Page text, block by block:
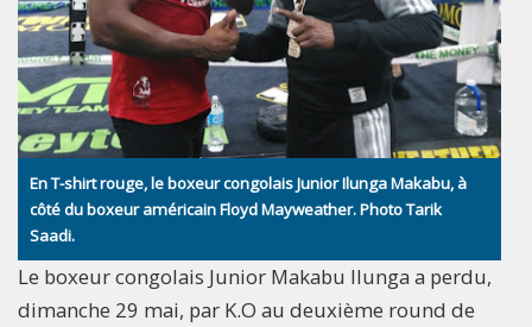
En T-shirt rouge, le boxeur congolais Junior Ilunga Makabu, à
côté du boxeur américain Floyd Mayweather. Photo Tarik
Saadi.
Le boxeur congolais Junior Makabu Ilunga a perdu,
dimanche 29 mai, par K.O au deuxième round de